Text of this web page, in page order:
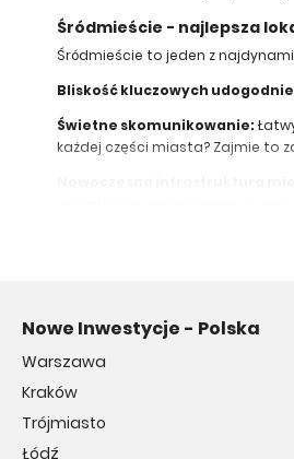
Śródmieście - najlepsza
Śródmieście to jeden z
Bliskość kluczowych
Świetne skomunikowanie:
każdej części miasta? Zajmie to
Stary Rynek:Idealne
Mieszkania w
Nowe Inwestycje - Polska
Warszawa
Kraków
Trójmiasto
Łódź